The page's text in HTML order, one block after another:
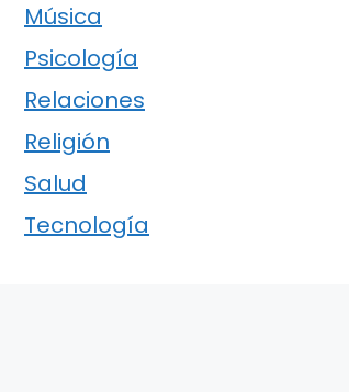
Música
Psicología
Relaciones
Religión
Salud
Tecnología